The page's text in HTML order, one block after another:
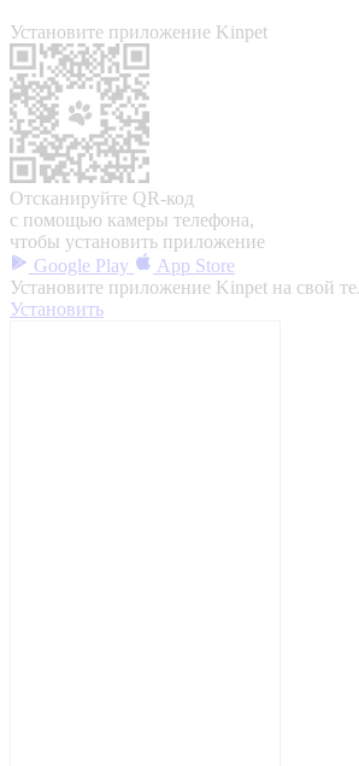
Установите приложение Kinpet
Отсканируйте QR-код
с помощью камеры телефона,
чтобы установить приложение
Google Play
App Store
Установите приложение Kinpet на свой
Установить